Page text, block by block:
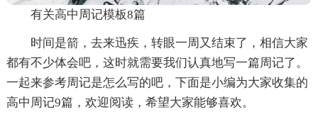
有关高中周记模板8篇
时间是箭，去来迅疾，转眼一周又结束了，相信大家
都有不少体会吧，这时就需要我们认真地写一篇周记了。
一起来参考周记是怎么写的吧，下面是小编为大家收集的
高中周记9篇，欢迎阅读，希望大家能够喜欢。